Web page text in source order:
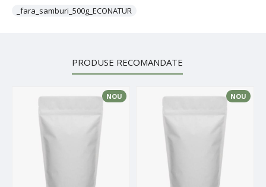
_fara_samburi_500g_ECONATUR
PRODUSE RECOMANDATE
NOU NOU